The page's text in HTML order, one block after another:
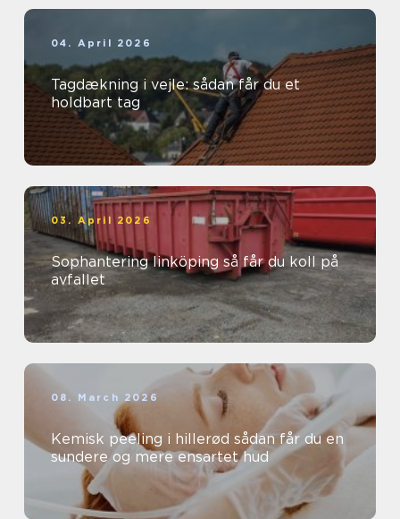
04. April 2026
Tagdækning i vejle: sådan får du et
holdbart tag
03. April 2026
Sophantering linköping så får du koll på
avfallet
08. March 2026
Kemisk peeling i hillerød sådan får du en
sundere og mere ensartet hud